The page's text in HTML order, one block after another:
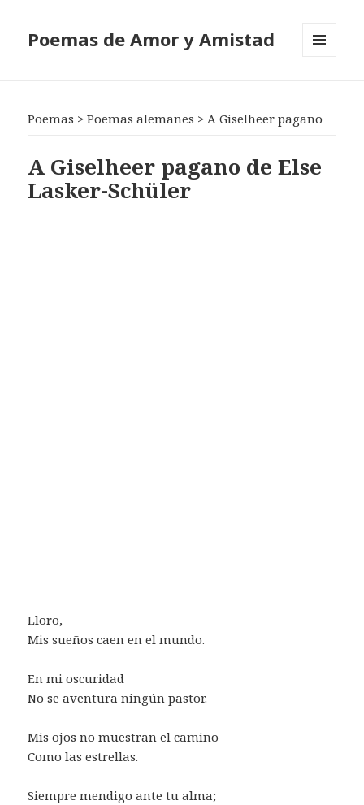
Poemas de Amor y Amistad
Poemas >Poemas alemanes >A Giselheer pagano
A Giselheer pagano de Else
Lasker-Schüler
Lloro,
Mis sueños caen en el mundo.
En mi oscuridad
No se aventura ningún pastor.
Mis ojos no muestran el camino
Como las estrellas.
Siempre mendigo ante tu alma;